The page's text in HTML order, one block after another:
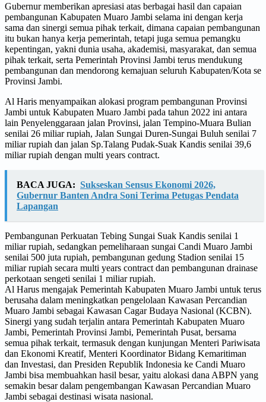
Gubernur memberikan apresiasi atas berbagai hasil dan capaian
pembangunan Kabupaten Muaro Jambi selama ini dengan kerja
sama dan sinergi semua pihak terkait, dimana capaian pembangunan
itu bukan hanya kerja pemerintah, tetapi juga semua pemangku
kepentingan, yakni dunia usaha, akademisi, masyarakat, dan semua
pihak terkait, serta Pemerintah Provinsi Jambi terus mendukung
pembangunan dan mendorong kemajuan seluruh Kabupaten/Kota se
Provinsi Jambi.
Al Haris menyampaikan alokasi program pembangunan Provinsi
Jambi untuk Kabupaten Muaro Jambi pada tahun 2022 ini antara
lain Penyelenggaraan jalan Provinsi, jalan Tempino-Muara Bulian
senilai 26 miliar rupiah, Jalan Sungai Duren-Sungai Buluh senilai 7
miliar rupiah dan jalan Sp.Talang Pudak-Suak Kandis senilai 39,6
miliar rupiah dengan multi years contract.
BACA JUGA: Sukseskan Sensus Ekonomi 2026,
Gubernur Banten Andra Soni Terima Petugas Pendata
Lapangan
Pembangunan Perkuatan Tebing Sungai Suak Kandis senilai 1
miliar rupiah, sedangkan pemeliharaan sungai Candi Muaro Jambi
senilai 500 juta rupiah, pembangunan gedung Stadion senilai 15
miliar rupiah secara multi years contract dan pembangunan drainase
perkotaan sengeti senilai 1 miliar rupiah.
Al Harus mengajak Pemerintah Kabupaten Muaro Jambi untuk terus
berusaha dalam meningkatkan pengelolaan Kawasan Percandian
Muaro Jambi sebagai Kawasan Cagar Budaya Nasional (KCBN).
Sinergi yang sudah terjalin antara Pemerintah Kabupaten Muaro
Jambi, Pemerintah Provinsi Jambi, Pemerintah Pusat, bersama
semua pihak terkait, termasuk dengan kunjungan Menteri Pariwisata
dan Ekonomi Kreatif, Menteri Koordinator Bidang Kemaritiman
dan Investasi, dan Presiden Republik Indonesia ke Candi Muaro
Jambi bisa membuahkan hasil besar, yaitu alokasi dana ABPN yang
semakin besar dalam pengembangan Kawasan Percandian Muaro
Jambi sebagai destinasi wisata nasional.